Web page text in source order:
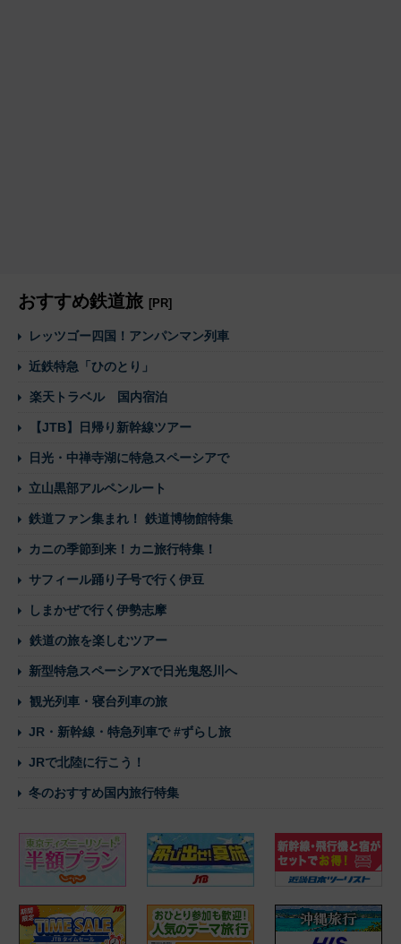
おすすめ鉄道旅 [PR]
レッツゴー四国！アンパンマン列車
近鉄特急「ひのとり」
楽天トラベル 国内宿泊
【JTB】日帰り新幹線ツアー
日光・中禅寺湖に特急スペーシアで
立山黒部アルペンルート
鉄道ファン集まれ！ 鉄道博物館特集
カニの季節到来！カニ旅行特集！
サフィール踊り子号で行く伊豆
しまかぜで行く伊勢志摩
鉄道の旅を楽しむツアー
新型特急スペーシアXで日光鬼怒川へ
観光列車・寝台列車の旅
JR・新幹線・特急列車で #ずらし旅
JRで北陸に行こう！
冬のおすすめ国内旅行特集